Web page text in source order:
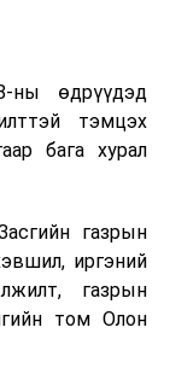
13.30
ны өдрүүдэд
тэмцэх
бага хурал
газрын
иргэний
газрын
том Олон